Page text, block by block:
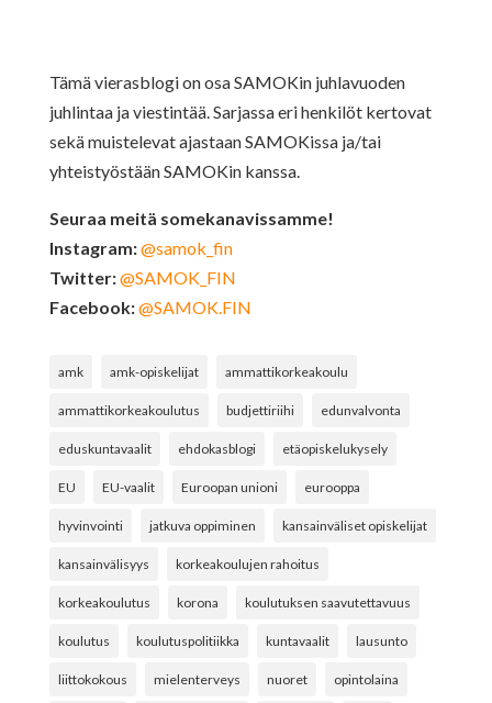
Tämä vierasblogi on osa SAMOKin juhlavuoden
juhlintaa ja viestintää. Sarjassa eri henkilöt kertovat
sekä muistelevat ajastaan SAMOKissa ja/tai
yhteistyöstään SAMOKin kanssa.
Seuraa meitä somekanavissamme!
Instagram:@samok_fin
Twitter:@SAMOK_FIN
Facebook:@SAMOK.FIN
amk amk-opiskelijat ammattikorkeakoulu
ammattikorkeakoulutus budjettiriihi edunvalvonta
eduskuntavaalit ehdokasblogi etäopiskelukysely
EU EU-vaalit Euroopan unioni eurooppa
hyvinvointi jatkuva oppiminen kansainväliset opiskelijat
kansainvälisyys korkeakoulujen rahoitus
korkeakoulutus korona koulutuksen saavutettavuus
koulutus koulutuspolitiikka kuntavaalit lausunto
liittokokous mielenterveys nuoret opintolaina